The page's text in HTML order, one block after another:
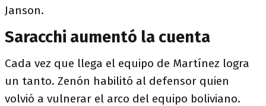
Janson.
Saracchi aumentó la cuenta
Cada vez que llega el equipo de Martínez logra
un tanto. Zenón habilitó al defensor quien
volvió a vulnerar el arco del equipo boliviano.